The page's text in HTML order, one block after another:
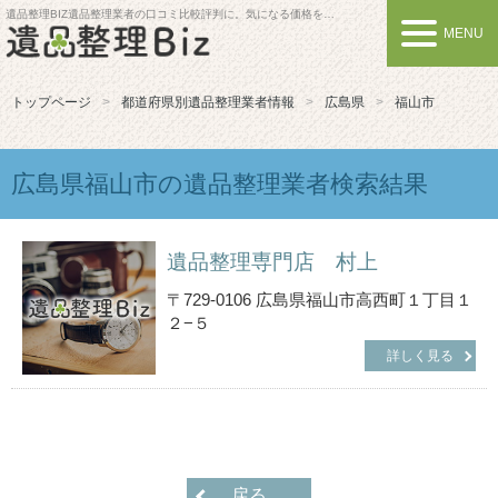
遺品整理BIZ遺品整理業者の口コミ比較評判に。気になる価格を比較しよう
MENU
トップページ 都道府県別遺品整理業者情報 広島県 福山市
広島県福山市の遺品整理業者検索結果
遺品整理専門店 村上
〒729-0106 広島県福山市高西町１丁目１
２−５
詳しく見る